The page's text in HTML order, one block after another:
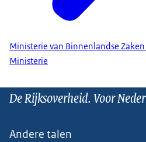
Ministerie van Binnenlandse
Ministerie
De Rijksoverheid. Voor
Andere talen